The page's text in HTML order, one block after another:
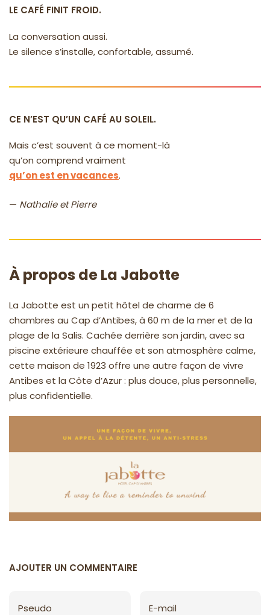
LE CAFÉ FINIT FROID.
La conversation aussi.
Le silence s’installe, confortable, assumé.
CE N’EST QU’UN CAFÉ AU SOLEIL.
Mais c’est souvent à ce moment-là
qu’on comprend vraiment
qu’on est en vacances.
— Nathalie et Pierre
À propos de La Jabotte
La Jabotte est un petit hôtel de charme de 6
chambres au Cap d’Antibes, à 60 m de la mer et de la
plage de la Salis. Cachée derrière son jardin, avec sa
piscine extérieure chauffée et son atmosphère calme,
cette maison de 1923 offre une autre façon de vivre
Antibes et la Côte d’Azur : plus douce, plus personnelle,
plus confidentielle.
AJOUTER UN COMMENTAIRE
Pseudo E-mail